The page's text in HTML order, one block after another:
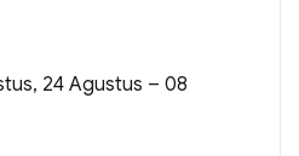
24 Agustus – 08